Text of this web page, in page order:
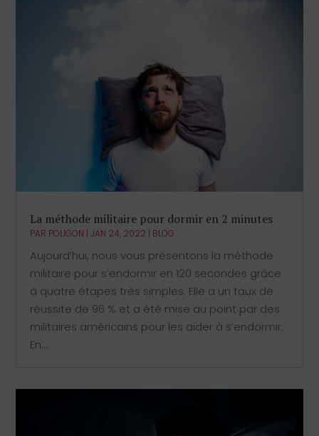
La méthode militaire pour dormir en 2 minutes
PAR POLIGON |JAN 24, 2022 | BLOG
Aujourd’hui, nous vous présentons la méthode
militaire pour s’endormir en 120 secondes grâce
à quatre étapes très simples. Elle a un taux de
réussite de 96 % et a été mise au point par des
militaires américains pour les aider à s’endormir.
En...